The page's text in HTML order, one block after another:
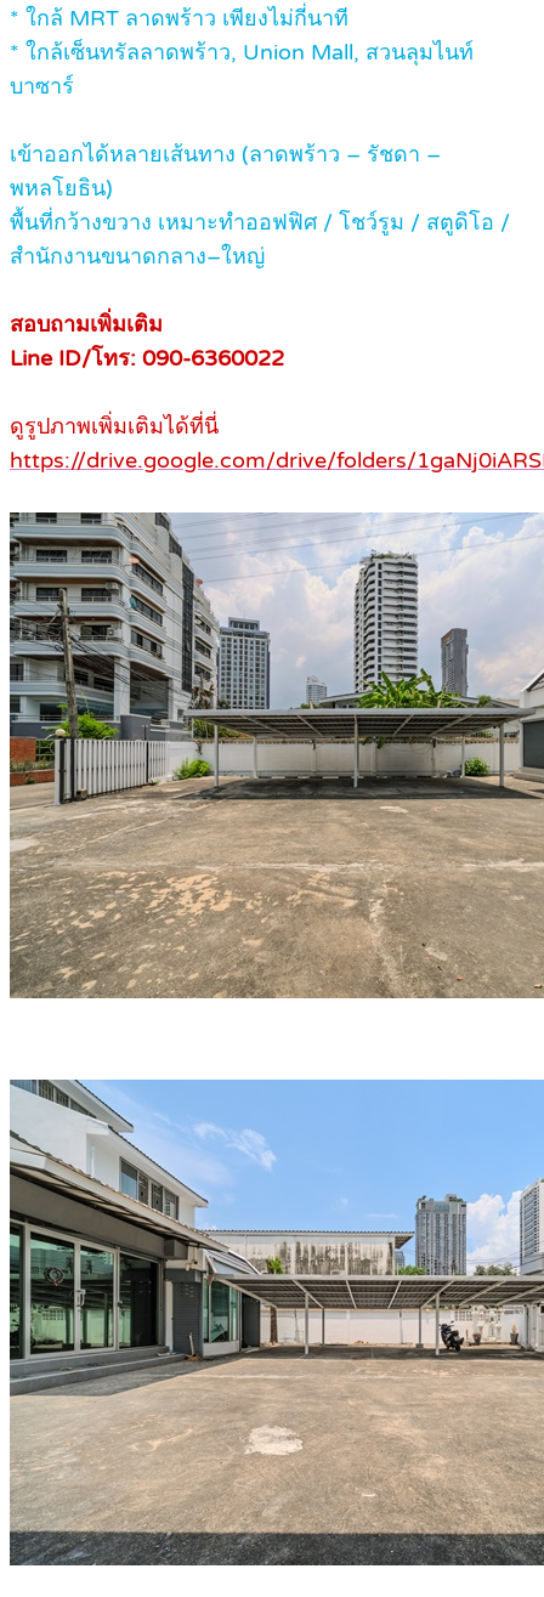
* ใกล้ MRT ลาดพร้าว เพียงไม่กี่นาที
* ใกล้เซ็นทรัลลาดพร้าว, Union Mall, สวนลุมไนท์
บาซาร์
เข้าออกได้หลายเส้นทาง (ลาดพร้าว – รัชดา –
พหลโยธิน)
พื้นที่กว้างขวาง เหมาะทำออฟฟิศ / โชว์รูม / สตูดิโอ /
สำนักงานขนาดกลาง–ใหญ่
สอบถามเพิ่มเติม
Line ID/โทร: 090-6360022
ดูรูปภาพเพิ่มเติมได้ที่นี่
https://drive.google.com/drive/folders/